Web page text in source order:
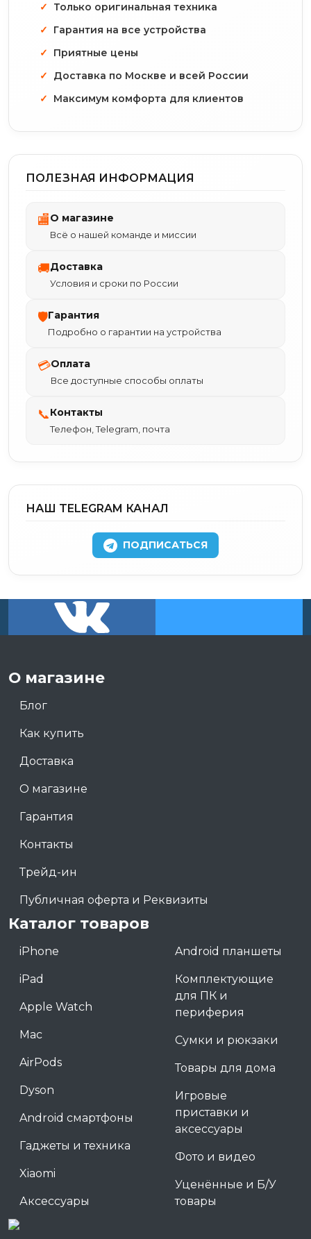
Только оригинальная техника
Гарантия на все устройства
Приятные цены
Доставка по Москве и всей России
Максимум комфорта для клиентов
ПОЛЕЗНАЯ ИНФОРМАЦИЯ
🏬О магазине
Всё о нашей команде и миссии
🚚Доставка
Условия и сроки по России
🛡Гарантия
Подробно о гарантии на устройства
💳Оплата
Все доступные способы оплаты
📞Контакты
Телефон, Telegram, почта
НАШ TELEGRAM КАНАЛ
ПОДПИСАТЬСЯ
О магазине
Блог
Как купить
Доставка
О магазине
Гарантия
Контакты
Трейд-ин
Публичная оферта и Реквизиты
Каталог товаров
iPhone
iPad
Apple Watch
Mac
AirPods
Dyson
Android смартфоны
Гаджеты и техника
Xiaomi
Аксессуары
Android планшеты
Комплектующие
для ПК и
периферия
Сумки и рюкзаки
Товары для дома
Игровые
приставки и
аксессуары
Фото и видео
Уценённые и Б/У
товары